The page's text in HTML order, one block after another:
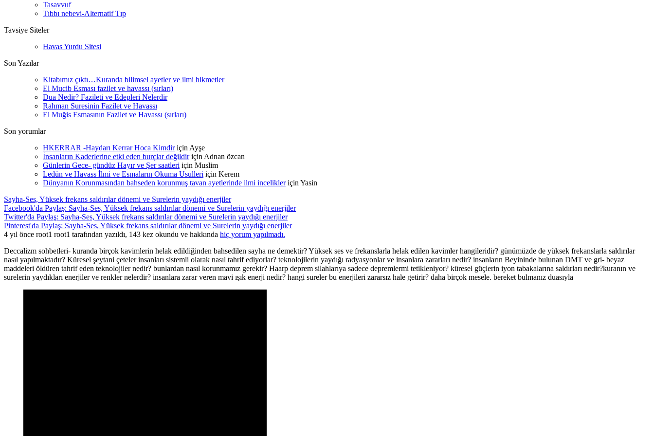
Tasavvuf
Tıbbı nebevi-Alternatif Tıp
Tavsiye Siteler
Havas Yurdu Sitesi
Son Yazılar
Kitabımız çıktı…Kuranda bilimsel ayetler ve ilmi hikmetler
El Mucib Esması fazilet ve havassı (sırları)
Dua Nedir? Fazileti ve Edepleri Nelerdir
Rahman Suresinin Fazilet ve Havassı
El Muğis Esmasının Fazilet ve Havassı (sırları)
Son yorumlar
HKERRAR -Haydarı Kerrar Hoca Kimdiriçin Ayşe
İnsanların Kaderlerine etki eden burçlar değildiriçin Adnan özcan
Günlerin Gece- gündüz Hayır ve Şer saatleri için Muslim
Ledün ve Havass İlmi ve Esmaların Okuma Usulleri için Kerem
Dünyanın Korunmasından bahseden korunmuş tavan ayetlerinde ilmi incelikleriçin Yasin
Sayha-Ses, Yüksek frekans saldırılar dönemi ve Surelerin yaydığı enerjiler
Facebook'da Paylaş: Sayha-Ses, Yüksek frekans saldırılar dönemi ve Surelerin yaydığı enerjiler
Twitter'da Paylaş: Sayha-Ses, Yüksek frekans saldırılar dönemi ve Surelerin yaydığı enerjiler
Pinterest'da Paylaş: Sayha-Ses, Yüksek frekans saldırılar dönemi ve Surelerin yaydığı enerjiler
4 yıl önce root1 root1 tarafından yazıldı, 143 kez okundu ve hakkında hiç yorum yapılmadı.
Deccalizm sohbetleri- kuranda birçok kavimlerin helak edildiğinden bahsedilen sayha ne demektir? Yüksek ses ve frekanslarla helak edilen kavimler hangileridir? günümüzde de yüksek frekanslarla saldırılar
nasıl yapılmaktadır? Küresel şeytani çeteler insanları sistemli olarak nasıl tahrif ediyorlar? teknolojilerin yaydığı radyasyonlar ve insanlara zararları nedir? insanların Beyininde bulunan DMT ve gri- beyaz
maddeleri öldüren tahrif eden teknolojiler nedir? bunlardan nasıl korunmamız gerekir? Haarp deprem silahlarıya sadece depremlermi tetikleniyor? küresel güçlerin iyon tabakalarına saldırları nedir?kuranın ve
surelerin yaydıkları enerjiler ve renkler nelerdir? insanlara zarar veren mavi ışık enerji nedir? hangi sureler bu enerjileri zararsız hale getirir? daha birçok mesele. bereket bulmanız duasıyla